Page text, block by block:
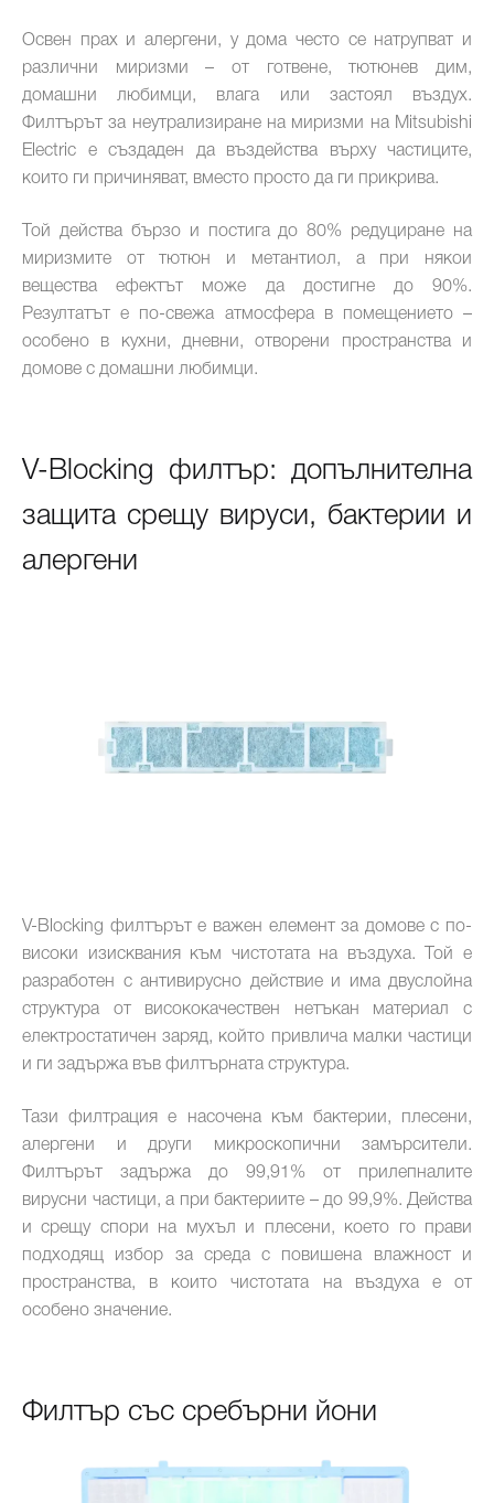
Освен прах и алергени, у дома често се натрупват и
различни миризми – от готвене, тютюнев дим,
домашни любимци, влага или застоял въздух.
Филтърът за неутрализиране на миризми на Mitsubishi
Electric е създаден да въздейства върху частиците,
които ги причиняват, вместо просто да ги прикрива.
Той действа бързо и постига до 80% редуциране на
миризмите от тютюн и метантиол, а при някои
вещества ефектът може да достигне до 90%.
Резултатът е по-свежа атмосфера в помещението –
особено в кухни, дневни, отворени пространства и
домове с домашни любимци.
V-Blocking филтър: допълнителна
защита срещу вируси, бактерии и
алергени
V-Blocking филтърът е важен елемент за домове с по-
високи изисквания към чистотата на въздуха. Той е
разработен с антивирусно действие и има двуслойна
структура от висококачествен нетъкан материал с
електростатичен заряд, който привлича малки частици
и ги задържа във филтърната структура.
Тази филтрация е насочена към бактерии, плесени,
алергени и други микроскопични замърсители.
Филтърът задържа до 99,91% от прилепналите
вирусни частици, а при бактериите – до 99,9%. Действа
и срещу спори на мухъл и плесени, което го прави
подходящ избор за среда с повишена влажност и
пространства, в които чистотата на въздуха е от
особено значение.
Филтър със сребърни йони